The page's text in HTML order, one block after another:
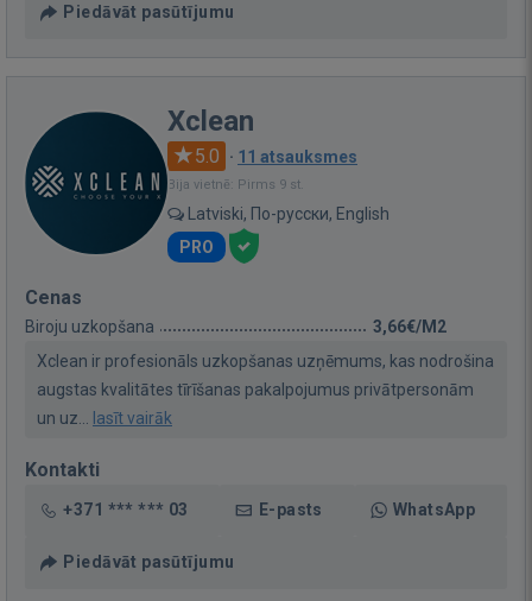
Piedāvāt pasūtījumu
Xclean
5.0 · 11 atsauksmes
Bija vietnē: Pirms 9 st.
Latviski, По-русски, English
PRO
Cenas
Biroju uzkopšana
3,66€/M2
Xclean ir profesionāls uzkopšanas uzņēmums, kas nodrošina
augstas kvalitātes tīrīšanas pakalpojumus privātpersonām
un uz... lasīt vairāk
Kontakti
+371 *** *** 03 E-pasts WhatsApp
Piedāvāt pasūtījumu